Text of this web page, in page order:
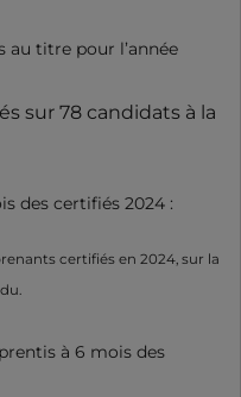
au titre pour l’année
sur 78 candidats à la
des certifiés 2024 :
certifiés en 2024, sur la
à 6 mois des